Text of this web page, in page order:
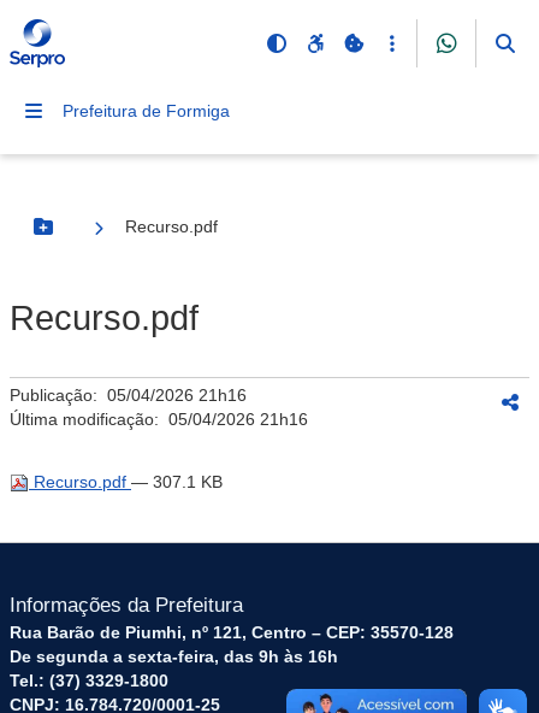
Prefeitura de Formiga
Botão Menu
Recurso.pdf
Recurso.pdf
Publicação: 05/04/2026 21h16
Última modificação: 05/04/2026 21h16
Recurso.pdf — 307.1 KB
Informações da Prefeitura
Rua Barão de Piumhi, nº 121, Centro – CEP: 35570-128
De segunda a sexta-feira, das 9h às 16h
Tel.: (37) 3329-1800
CNPJ: 16.784.720/0001-25